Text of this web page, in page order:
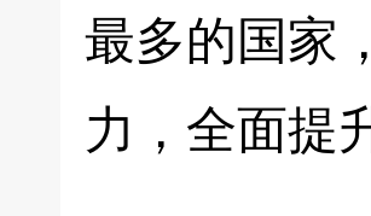
最多的国家
力，全面提